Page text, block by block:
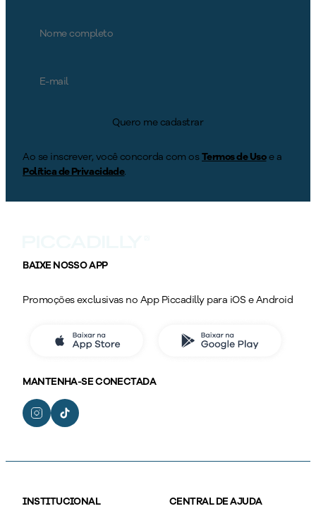
Quero me cadastrar
Ao se inscrever, você concorda com osTermos de Usoe a
Política de Privacidade.
BAIXE NOSSO APP
Promoções exclusivas no App Piccadilly para iOS e Android
MANTENHA-SE CONECTADA
INSTITUCIONAL CENTRAL DE AJUDA